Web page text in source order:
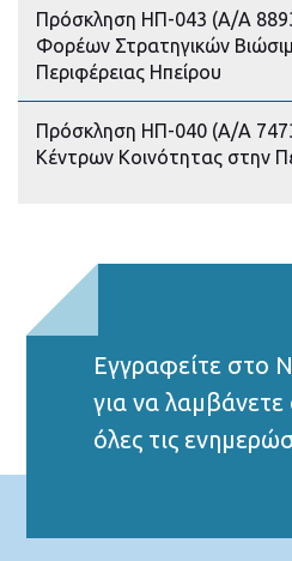
Πρόσκληση ΗΠ-043 (Α/Α
Φορέων Στρατηγικών
Περιφέρειας Ηπείρου
Πρόσκληση ΗΠ-040 (Α/Α
Κέντρων Κοινότητας στην
Εγγραφείτε στο
για να
όλες τις